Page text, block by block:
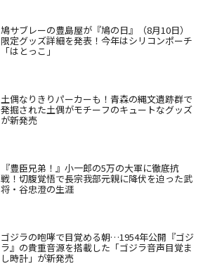
鳩サブレーの豊島屋が『鳩の日』（8月10日）
限定グッズ詳細を発表！今年はシリコンポーチ
「はとっこ」
土偶なりきりパーカーも！青森の縄文遺跡群で
発掘された土偶がモチーフのキュートなグッズ
が新発売
『豊臣兄弟！』小一郎の5万の大軍に徹底抗
戦！切腹覚悟で長宗我部元親に降伏を迫った武
将・谷忠澄の生涯
ゴジラの咆哮で目覚める朝…1954年公開『ゴジ
ラ』の貴重音源を搭載した「ゴジラ音声目覚ま
し時計」が新発売